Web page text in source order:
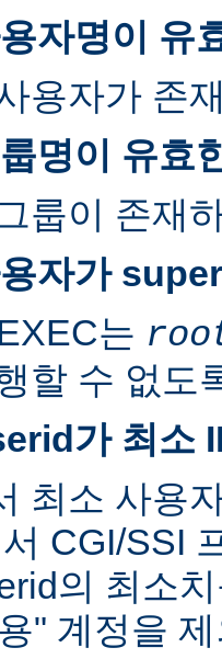
자명이 유
용자가 존
명이 유효
룹이 존재
자가
는
할 수 없도
가 최소
최소 사용
CGI/SSI
의 최소
" 계정을